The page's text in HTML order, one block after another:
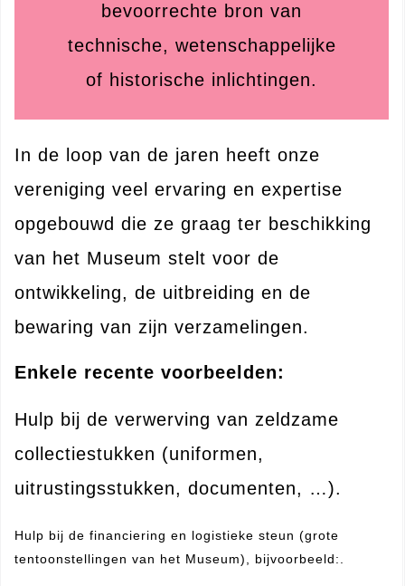
bevoorrechte bron van
technische, wetenschappelijke
of historische inlichtingen.
In de loop van de jaren heeft onze
vereniging veel ervaring en expertise
opgebouwd die ze graag ter beschikking
van het Museum stelt voor de
ontwikkeling, de uitbreiding en de
bewaring van zijn verzamelingen.
Enkele recente voorbeelden:
Hulp bij de verwerving van zeldzame
collectiestukken (uniformen,
uitrustingsstukken, documenten, …).
Hulp bij de financiering en logistieke steun (grote
tentoonstellingen van het Museum), bijvoorbeeld:.